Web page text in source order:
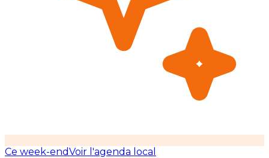
Ce week-endVoir l'agenda local